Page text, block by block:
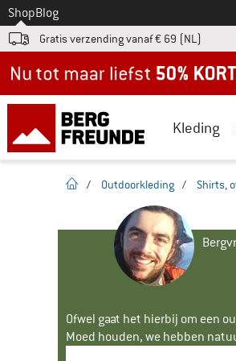
Naar
ShopBlog
Gratis verzending vanaf € 69 (NL)
Kleding
Startpagina
/ Outdoorkleding / Shirts,
Ofwel gaat het hierbij om een
Moed houden, we hebben